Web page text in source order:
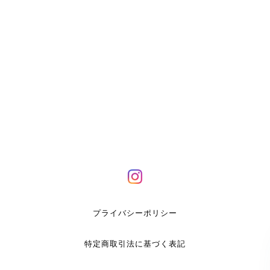
プライバシーポリシー
特定商取引法に基づく表記